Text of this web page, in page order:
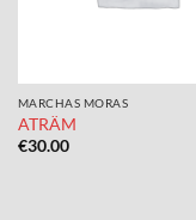
MARCHAS MORAS
ATRÄM
€30.00